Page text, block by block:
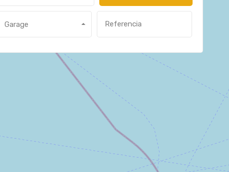
Garage